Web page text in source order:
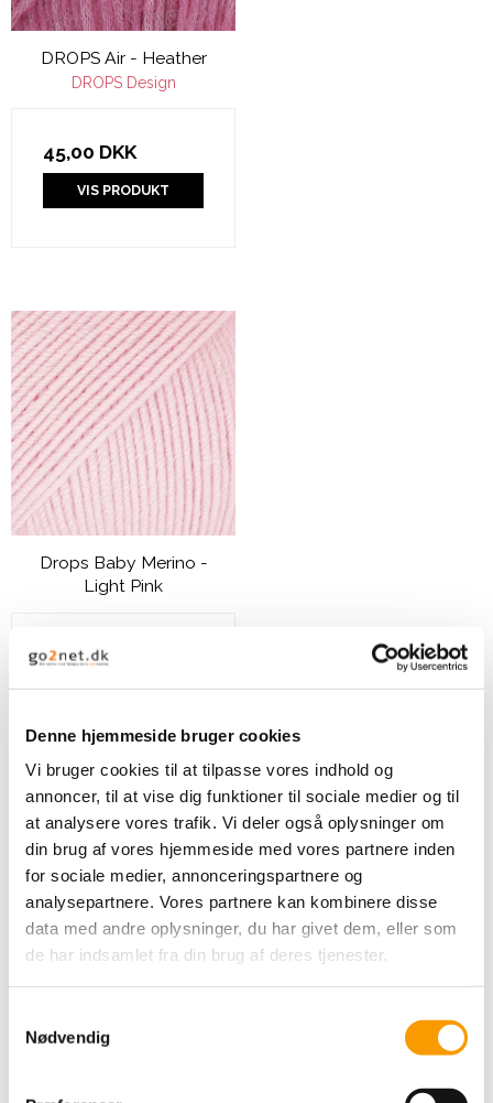
Denne hjemmeside bruger cookies
Vi bruger cookies til at tilpasse vores indhold og
annoncer, til at vise dig funktioner til sociale medier og til
at analysere vores trafik. Vi deler også oplysninger om
din brug af vores hjemmeside med vores partnere inden
for sociale medier, annonceringspartnere og
analysepartnere. Vores partnere kan kombinere disse
data med andre oplysninger, du har givet dem, eller som
de har indsamlet fra din brug af deres tjenester.
Nødvendig
DROPS Air - Heather
DROPS Design
45,00 DKK
VIS PRODUKT
Drops Baby Merino -
Light Pink
33,00 DKK
VIS PRODUKT